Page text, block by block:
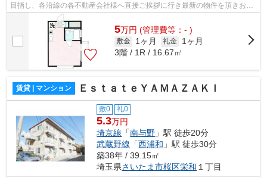
目指し、各沿線の各不動産会社様へ直接ご挨拶に行き最新の物件を頂きお客
様へ提供しております！最新の情報は...
5万円 (管理費等：- )
敷金 1ヶ月 礼金
1ヶ月
3階 / 1R / 16.67㎡
賃貸 | マンション ＥｓｔａｔｅＹＡＭＡＺＡＫＩ
敷0 礼0
5.3万円
埼京線 「南与野 」駅 徒歩20分
武蔵野線 「西浦和 」駅 徒歩30分
築38年 / 39.15㎡
埼玉県さいたま市桜区栄和 １丁目